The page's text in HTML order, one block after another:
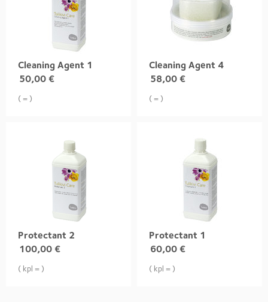
Cleaning Agent 1
50,00 €
( = )
Cleaning Agent 4
58,00 €
( = )
Protectant 2
100,00 €
( kpl = )
Protectant 1
60,00 €
( kpl = )